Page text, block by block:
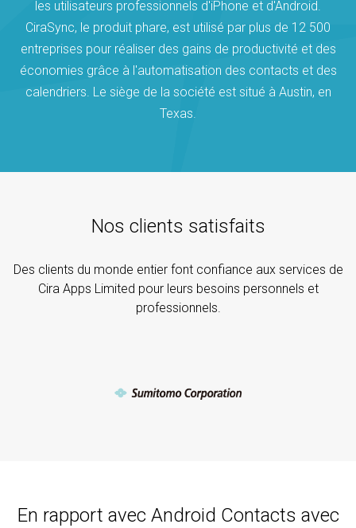
les utilisateurs professionnels d'iPhone et d'Android.
CiraSync, le produit phare, est utilisé par plus de 12 500
entreprises pour réaliser des gains de productivité et des
économies grâce à l'automatisation des contacts et des
calendriers. Le siège de la société est situé à Austin, en
Texas.
Nos clients satisfaits
Des clients du monde entier font confiance aux services de
Cira Apps Limited pour leurs besoins personnels et
professionnels.
En rapport avec Android Contacts avec